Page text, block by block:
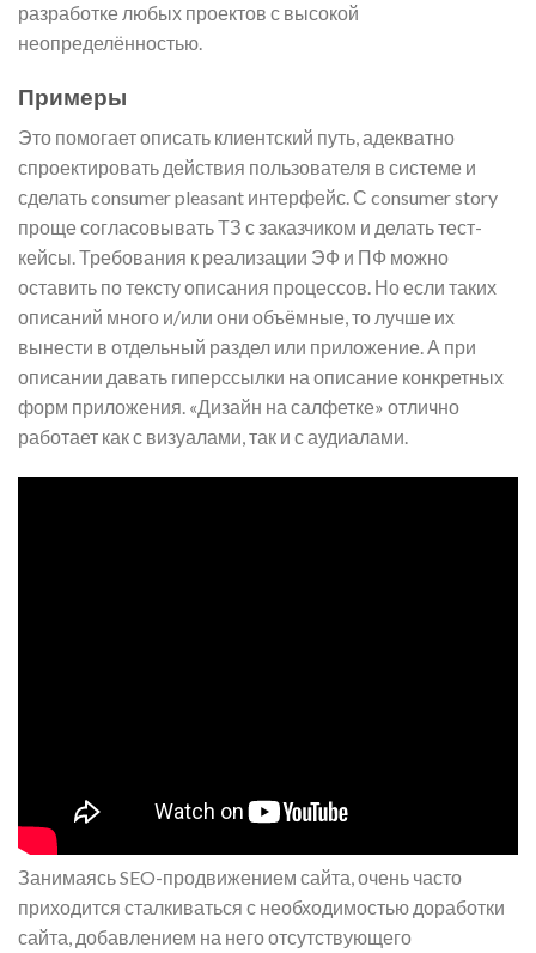
разработке любых проектов с высокой
неопределённостью.
Примеры
Это помогает описать клиентский путь, адекватно
спроектировать действия пользователя в системе и
сделать consumer pleasant интерфейс. С consumer story
проще согласовывать ТЗ с заказчиком и делать тест-
кейсы. Требования к реализации ЭФ и ПФ можно
оставить по тексту описания процессов. Но если таких
описаний много и/или они объёмные, то лучше их
вынести в отдельный раздел или приложение. А при
описании давать гиперссылки на описание конкретных
форм приложения. «Дизайн на салфетке» отлично
работает как с визуалами, так и с аудиалами.
Занимаясь SEO-продвижением сайта, очень часто
приходится сталкиваться с необходимостью доработки
сайта, добавлением на него отсутствующего